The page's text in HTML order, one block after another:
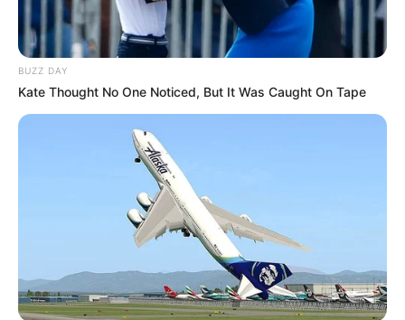
BUZZ DAY
Kate Thought No One Noticed, But It Was Caught On Tape